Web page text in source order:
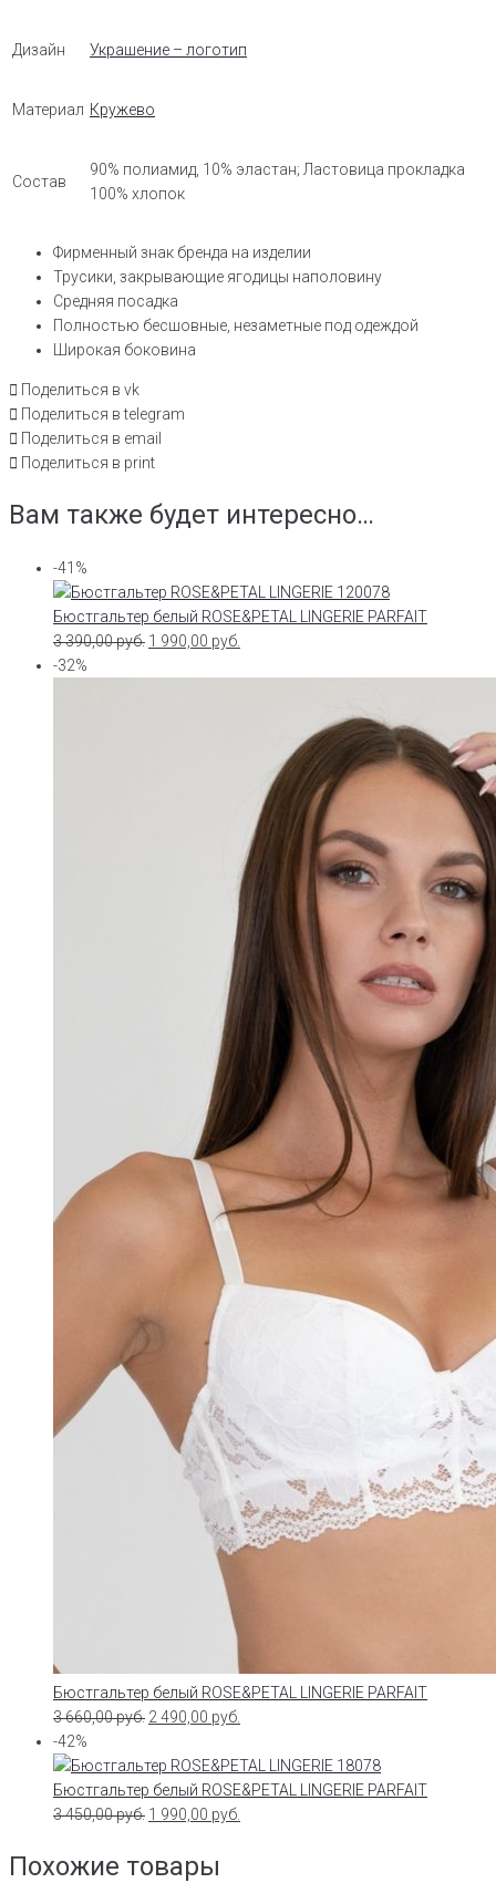
Дизайн Украшение – логотип
Материал Кружево
Состав
90% полиамид, 10% эластан; Ластовица прокладка
100% хлопок
Фирменный знак бренда на изделии
Трусики, закрывающие ягодицы наполовину
Средняя посадка
Полностью бесшовные, незаметные под одеждой
Широкая боковина
Поделиться в vk
Поделиться в telegram
Поделиться в email
Поделиться в print
Вам также будет интересно…
-41%
Бюстгальтер белый ROSE&PETAL LINGERIE PARFAIT
3 390,00руб. 1 990,00 руб.
-32%
Бюстгальтер белый ROSE&PETAL LINGERIE PARFAIT
3 660,00руб. 2 490,00 руб.
-42%
Бюстгальтер белый ROSE&PETAL LINGERIE PARFAIT
3 450,00руб. 1 990,00 руб.
Похожие товары